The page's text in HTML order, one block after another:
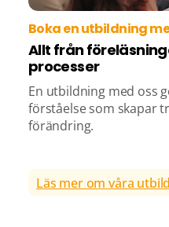
Boka en utbildning
Allt från
processer
En utbildning med oss
förståelse som skapar
förändring.
Läs mer om våra